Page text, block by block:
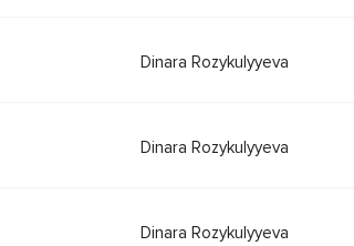
Dinara Rozykulyyeva
Dinara Rozykulyyeva
Dinara Rozykulyyeva